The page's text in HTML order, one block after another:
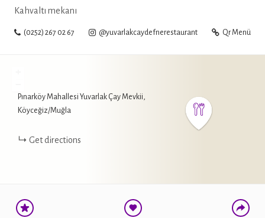
Kahvaltı mekanı
(0252) 267 02 67 @yuvarlakcaydefnerestaurant Qr Menü
Pınarköy Mahallesi Yuvarlak Çay Mevkii,
Köyceğiz/Muğla
Get directions
WHATSAPP
FACEBOOK